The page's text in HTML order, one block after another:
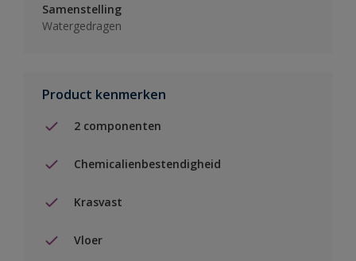
Samenstelling
Watergedragen
Product kenmerken
2 componenten
Chemicalienbestendigheid
Krasvast
Vloer